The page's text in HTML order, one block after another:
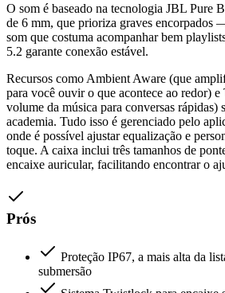
O som é baseado na tecnologia JBL Pure
de 6 mm, que prioriza graves encorpados
som que costuma acompanhar bem
5.2 garante conexão estável.
Recursos como Ambient Aware (que
para você ouvir o que acontece ao redor)
volume da música para conversas rápidas)
academia. Tudo isso é gerenciado pelo
onde é possível ajustar equalização e
toque. A caixa inclui três tamanhos de
encaixe auricular, facilitando encontrar o
Prós
Proteção IP67, a mais alta da
submersão